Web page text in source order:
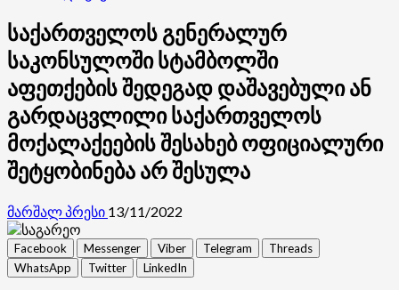
საქართველოს გენერალურ
საკონსულოში სტამბოლში
აფეთქების შედეგად დაშავებული ან
გარდაცვლილი საქართველოს
მოქალაქეების შესახებ ოფიციალური
შეტყობინება არ შესულა
მარშალ პრესი 13/11/2022
Facebook Messenger Viber Telegram
Threads
WhatsApp
Twitter LinkedIn